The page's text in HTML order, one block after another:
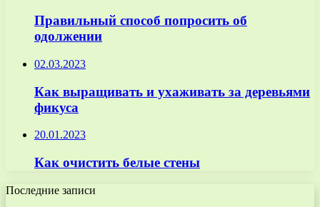
Правильный способ попросить об
одолжении
02.03.2023
Как выращивать и ухаживать за деревьями
фикуса
20.01.2023
Как очистить белые стены
Последние записи